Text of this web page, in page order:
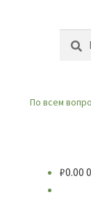
По всем
₽0.00